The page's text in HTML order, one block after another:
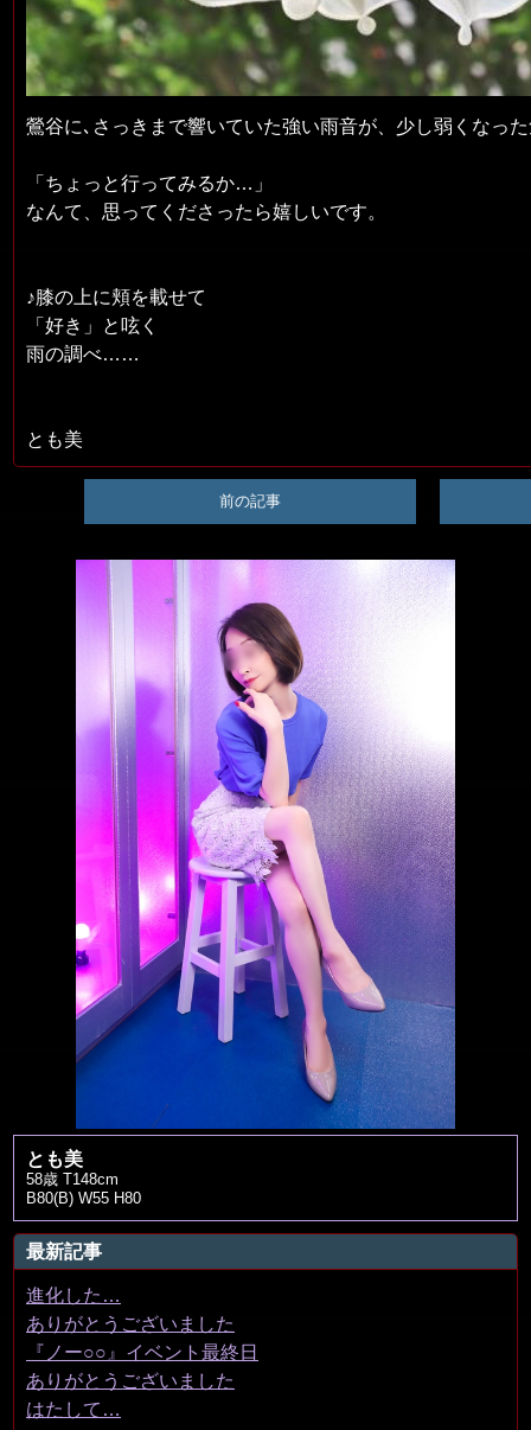
とも美
58歳 T148cm
B80(B) W55 H80
最新記事
進化した…
ありがとうございました
『ノー○○』イベント最終日
ありがとうございました
はたして…
鶯谷に､さっきまで響いていた強い雨音が、少し弱くなっ
「ちょっと行ってみるか…」
なんて、思ってくださったら嬉しいです。
♪膝の上に頬を載せて
「好き」と呟く
雨の調べ……
とも美
前の記事